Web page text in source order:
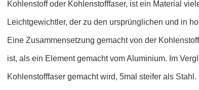
Kohlenstoff oder Kohlenstofffaser, ist ein Material
Leichtgewichtler, der zu den ursprünglichen und in
Eine Zusammensetzung gemacht von der
ist, als ein Element gemacht vom Aluminium. Im
Kohlenstofffaser gemacht wird, 5mal steifer als Stahl.